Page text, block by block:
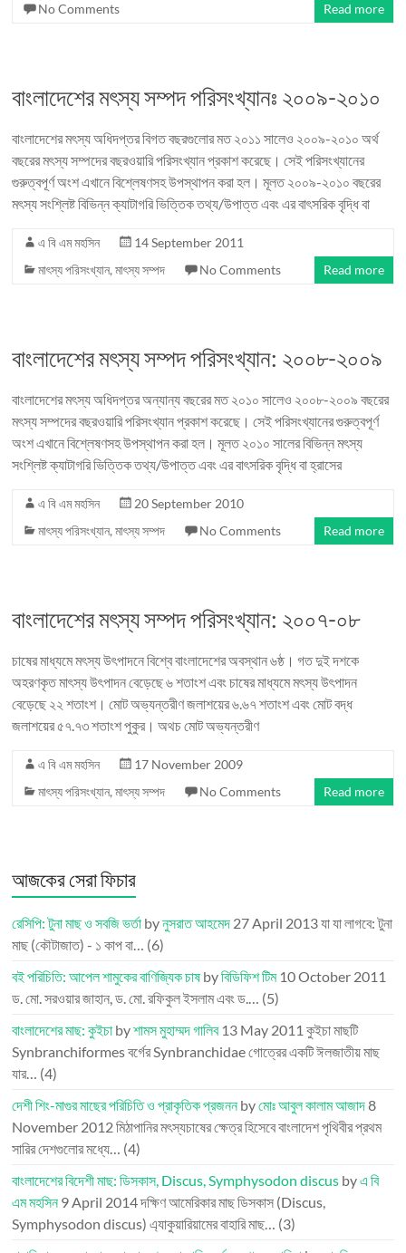
No Comments
Read more
বাংলাদেশের মৎস্য সম্পদ পরিসংখ্যানঃ ২০০৯-২০১০
বাংলাদেশের মৎস্য অধিদপ্তর বিগত বছরগুলোর মত ২০১১ সালেও ২০০৯-২০১০ অর্থ
বছরের মৎস্য সম্পদের বছরওয়ারি পরিসংখ্যান প্রকাশ করেছে। সেই পরিসংখ্যানের
গুরুত্বপূর্ণ অংশ এখানে বিশ্লেষণসহ উপস্থাপন করা হল। মূলত ২০০৯-২০১০ বছরের
মৎস্য সংশ্লিষ্ট বিভিন্ন ক্যাটাগরি ভিত্তিক তথ্য/উপাত্ত এবং এর বাৎসরিক বৃদ্ধি বা
এ বি এম মহসিন
14 September 2011
মাৎস্য পরিসংখ্যান,মাৎস্য সম্পদ No Comments Read more
বাংলাদেশের মৎস্য সম্পদ পরিসংখ্যান: ২০০৮-২০০৯
বাংলাদেশের মৎস্য অধিদপ্তর অন্যান্য বছরের মত ২০১০ সালেও ২০০৮-২০০৯ বছরের
মৎস্য সম্পদের বছরওয়ারি পরিসংখ্যান প্রকাশ করেছে। সেই পরিসংখ্যানের গুরুত্বপূর্ণ
অংশ এখানে বিশ্লেষণসহ উপস্থাপন করা হল। মূলত ২০১০ সালের বিভিন্ন মৎস্য
সংশ্লিষ্ট ক্যাটাগরি ভিত্তিক তথ্য/উপাত্ত এবং এর বাৎসরিক বৃদ্ধি বা হ্রাসের
এ বি এম মহসিন
20 September 2010
মাৎস্য পরিসংখ্যান,মাৎস্য সম্পদ No Comments Read more
বাংলাদেশের মৎস্য সম্পদ পরিসংখ্যান: ২০০৭-০৮
চাষের মাধ্যমে মৎস্য উৎপাদনে বিশ্বে বাংলাদেশের অবস্থান ৬ষ্ঠ। গত দুই দশকে
অহরণকৃত মাৎস্য উৎপাদন বেড়েছে ৬ শতাংশ এবং চাষের মাধ্যমে মৎস্য উৎপাদন
বেড়েছে ২২ শতাংশ। মোট অভ্যন্তরীণ জলাশয়ের ৬.৬৭ শতাংশ এবং মোট বদ্ধ
জলাশয়ের ৫৭.৭৩ শতাংশ পুকুর। অথচ মোট অভ্যন্তরীণ
এ বি এম মহসিন
17 November 2009
মাৎস্য পরিসংখ্যান,মাৎস্য সম্পদ No Comments Read more
আজকের সেরা ফিচার
রেসিপি: টুনা মাছ ও সবজি ভর্তা byনুসরাত আহমেদ 27 April 2013যা যা লাগবে: টুনা
মাছ (কৌটাজাত) - ১ কাপ বা… (6)
বই পরিচিতি: আপেল শামুকের বাণিজ্যিক চাষbyবিডিফিশ টিম 10 October 2011
ড. মো. সরওয়ার জাহান, ড. মো. রফিকুল ইসলাম এবং ড.… (5)
বাংলাদেশের মাছ: কুইচা byশামস মুহাম্মদ গালিব 13 May 2011 কুইচা মাছটি
Synbranchiformes বর্গের Synbranchidae গোত্রের একটি ঈলজাতীয় মাছ
যার… (4)
দেশী শিং-মাগুর মাছের পরিচিতি ও প্রাকৃতিক প্রজননbyমোঃ আবুল কালাম আজাদ8
November 2012মিঠাপানির মৎস্যচাষের ক্ষেত্র হিসেবে বাংলাদেশ পৃথিবীর প্রথম
সারির দেশগুলোর মধ্যে… (4)
বাংলাদেশের বিদেশী মাছ: ডিসকাস, Discus, Symphysodon discus byএ বি
এম মহসিন9 April 2014দক্ষিণ আমেরিকার মাছ ডিসকাস (Discus,
Symphysodon discus) এ্যাকুয়ারিয়ামের বাহারি মাছ… (3)